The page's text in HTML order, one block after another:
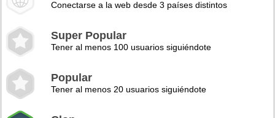
Conectarse a la web desde 3 países distintos
Super Popular
Tener al menos 100 usuarios siguiéndote
Popular
Tener al menos 20 usuarios siguiéndote